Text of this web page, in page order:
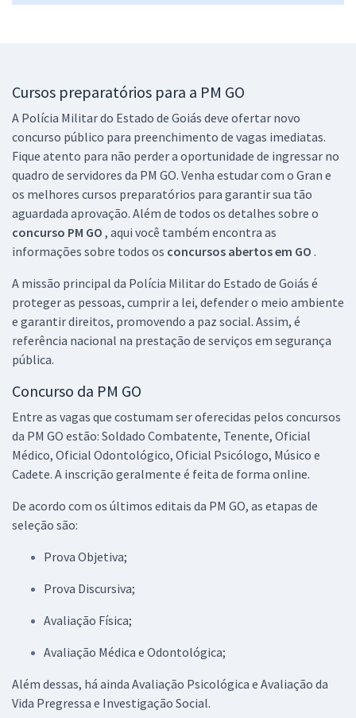
PM GO - Polícia Militar do Estado de Goiás - Conhecimentos
Específicos para Soldado de 2ª Classe Polícia Militar - Combatente
R$ 367,92à vista
ou 12x deR$30,66
Economize R$ 91,98 (-20%)
Comprar
PM GO - Polícia Militar do Estado de Goiás - Soldado de 2ª Classe
Polícia Militar - Combatente (Com Orientações para o TAF)
R$ 551,92à vista
ou 12x deR$ 45,99
Mentoria Furando a fila da Aprovação Concursos Policiais - 2 em 1:
PMDF e PMGO - Leandro Antunes
12x deR$91,67
Cursos preparatórios para a PM GO
A Polícia Militar do Estado de Goiás deve ofertar novo
concurso público para preenchimento de vagas imediatas.
Fique atento para não perder a oportunidade de ingressar no
quadro de servidores da PM GO. Venha estudar com o Gran e
os melhores cursos preparatórios para garantir sua tão
aguardada aprovação. Além de todos os detalhes sobre o
concurso PM GO , aqui você também encontra as
informações sobre todos os concursos abertos em GO .
A missão principal da Polícia Militar do Estado de Goiás é
proteger as pessoas, cumprir a lei, defender o meio ambiente
e garantir direitos, promovendo a paz social. Assim, é
referência nacional na prestação de serviços em segurança
pública.
Concurso da PM GO
Entre as vagas que costumam ser oferecidas pelos concursos
da PM GO estão: Soldado Combatente, Tenente, Oficial
Médico, Oficial Odontológico, Oficial Psicólogo, Músico e
Cadete. A inscrição geralmente é feita de forma online.
De acordo com os últimos editais da PM GO, as etapas de
seleção são:
Prova Objetiva;
Prova Discursiva;
Avaliação Física;
Avaliação Médica e Odontológica;
Além dessas, há ainda Avaliação Psicológica e Avaliação da
Vida Pregressa e Investigação Social.